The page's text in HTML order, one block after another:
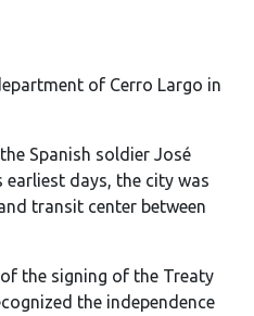
of Cerro Largo in
Spanish soldier José
days, the city was
transit center between
the signing of the Treaty
the independence